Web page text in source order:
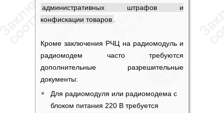
административных штрафов и
конфискации товаров
Кроме заключения РЧЦ на радиомодуль и
радиомодем часто требуются
дополнительные разрешительные
документы:
Для радиомодуля или радиомодема с
блоком питания 220 В требуется